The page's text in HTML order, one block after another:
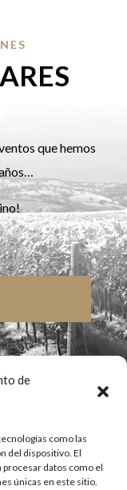
de
como las
del dispositivo. El
datos como el
únicas en este sitio.
que hemos